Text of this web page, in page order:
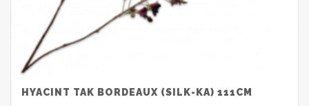
HYACINT TAK BORDEAUX (SILK-KA) 111CM